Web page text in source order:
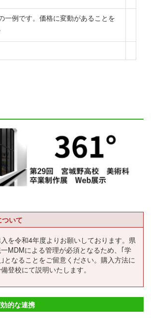
一例です。価格に変動があることを
いて
を令和4年度よりお願いしております。県
MDMによる管理が必須となるため、｢学
となることをご留意ください。購入方法に
登校にて説明いたします。
的な連携